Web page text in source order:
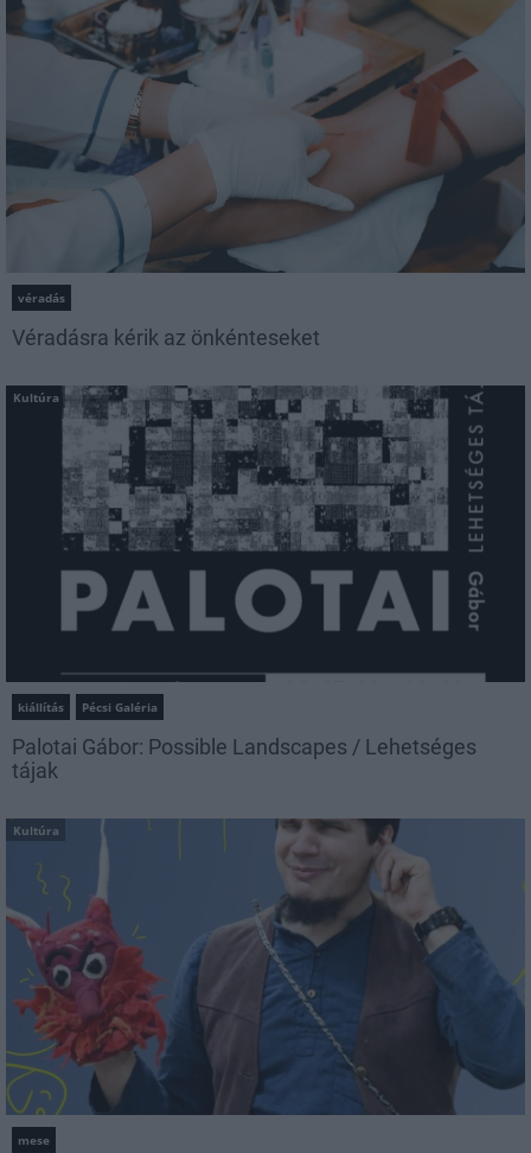
véradás
Véradásra kérik az önkénteseket
Kultúra
kiállítás Pécsi Galéria
Palotai Gábor: Possible Landscapes / Lehetséges
tájak
Kultúra
mese